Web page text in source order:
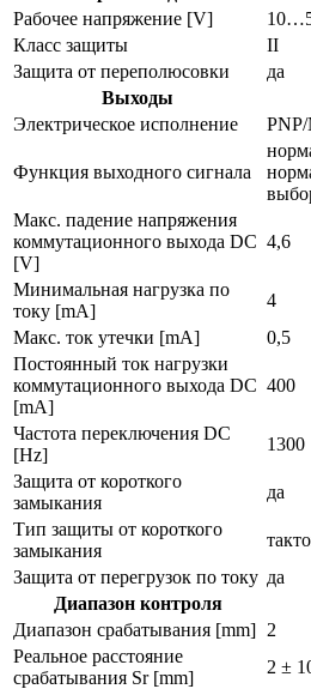
Рабочее напряжение [V]
Класс защиты
II
Защита от переполюсовки
да
Выходы
Электрическое исполнение
Функция выходного сигнала
Макс. падение напряжения
коммутационного выхода DC
[V]
4,6
Минимальная нагрузка по
току [mA]
4
Макс. ток утечки [mA]
0,5
Постоянный ток нагрузки
коммутационного выхода DC
[mA]
400
Частота переключения DC
[Hz]
1300
Защита от короткого
замыкания
да
Тип защиты от короткого
замыкания
Защита от перегрузок по току да
Диапазон контроля
Диапазон срабатывания [mm] 2
Реальное расстояние
срабатывания Sr [mm]
2 ±